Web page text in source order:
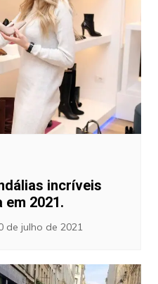
incríveis
em 2021.
de julho de 2021